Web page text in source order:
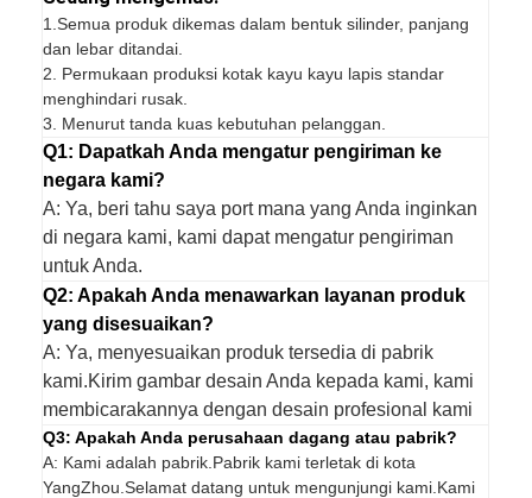
1.Semua produk dikemas dalam bentuk silinder, panjang
dan lebar ditandai.
2. Permukaan produksi kotak kayu kayu lapis standar
menghindari rusak.
3. Menurut tanda kuas kebutuhan pelanggan.
Q1: Dapatkah Anda mengatur pengiriman ke
negara kami?
A: Ya, beri tahu saya port mana yang Anda inginkan
di negara kami, kami dapat mengatur pengiriman
untuk Anda.
Q2: Apakah Anda menawarkan layanan produk
yang disesuaikan?
A: Ya, menyesuaikan produk tersedia di pabrik
kami.Kirim gambar desain Anda kepada kami, kami
membicarakannya dengan desain profesional kami
Q3: Apakah Anda perusahaan dagang atau pabrik?
A: Kami adalah pabrik.Pabrik kami terletak di kota
YangZhou.Selamat datang untuk mengunjungi kami.Kami